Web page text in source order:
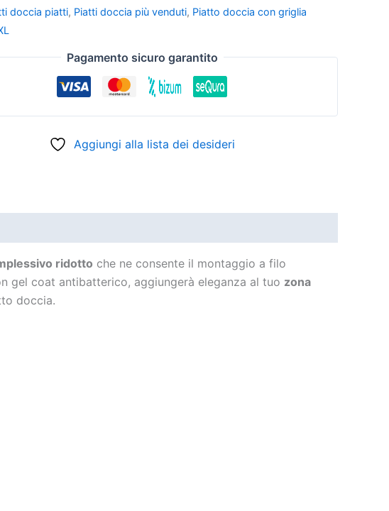
doccia piatti, Piatti doccia più venduti, Piatto doccia con griglia
Pagamento sicuro garantito
Aggiungi alla lista dei desideri
ridotto che ne consente il montaggio a filo
gel coat antibatterico, aggiungerà eleganza al tuo zona
doccia.